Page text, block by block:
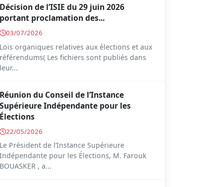
Décision de l’ISIE du 29 juin 2026
portant proclamation des...
03/07/2026
Lois organiques relatives aux élections et aux
référendums( Les fichiers sont publiés dans
leur...
Réunion du Conseil de l’Instance
Supérieure Indépendante pour les
Élections
22/05/2026
Le Président de l’Instance Supérieure
Indépendante pour les Élections, M. Farouk
BOUASKER , a...